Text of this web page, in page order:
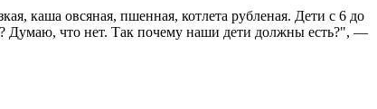
каша овсяная, пшенная, котлета рубленая. Дети с 6 до
Думаю, что нет. Так почему наши дети должны есть?", —